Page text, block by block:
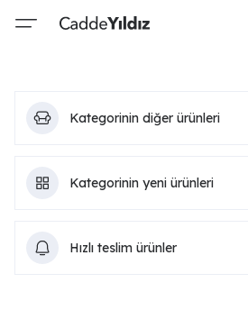
Kategorinin diğer ürünleri
Kategorinin yeni ürünleri
Hızlı teslim ürünler